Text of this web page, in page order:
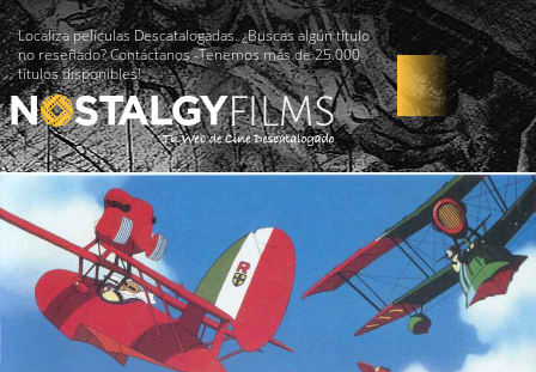
Localiza películas Descatalogadas. ¿Buscas algún título
no reseñado? Contáctanos -Tenemos más de 25.000
títulos disponibles!